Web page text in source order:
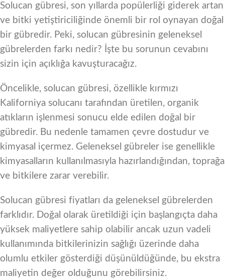
Solucan gübresi, son yıllarda popülerliği giderek artan
ve bitki yetiştiriciliğinde önemli bir rol oynayan doğal
bir gübredir. Peki, solucan gübresinin geleneksel
gübrelerden farkı nedir? İşte bu sorunun cevabını
sizin için açıklığa kavuşturacağız.
Öncelikle, solucan gübresi, özellikle kırmızı
Kaliforniya solucanı tarafından üretilen, organik
atıkların işlenmesi sonucu elde edilen doğal bir
gübredir. Bu nedenle tamamen çevre dostudur ve
kimyasal içermez. Geleneksel gübreler ise genellikle
kimyasalların kullanılmasıyla hazırlandığından, toprağa
ve bitkilere zarar verebilir.
Solucan gübresi fiyatları da geleneksel gübrelerden
farklıdır. Doğal olarak üretildiği için başlangıçta daha
yüksek maliyetlere sahip olabilir ancak uzun vadeli
kullanımında bitkilerinizin sağlığı üzerinde daha
olumlu etkiler gösterdiği düşünüldüğünde, bu ekstra
maliyetin değer olduğunu görebilirsiniz.